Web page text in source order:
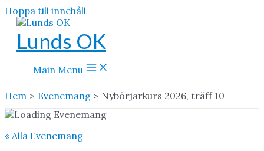
Hoppa till innehåll
Lunds OK
Main Menu
Hem Evenemang Nybörjarkurs 2026, träff 10
« Alla Evenemang